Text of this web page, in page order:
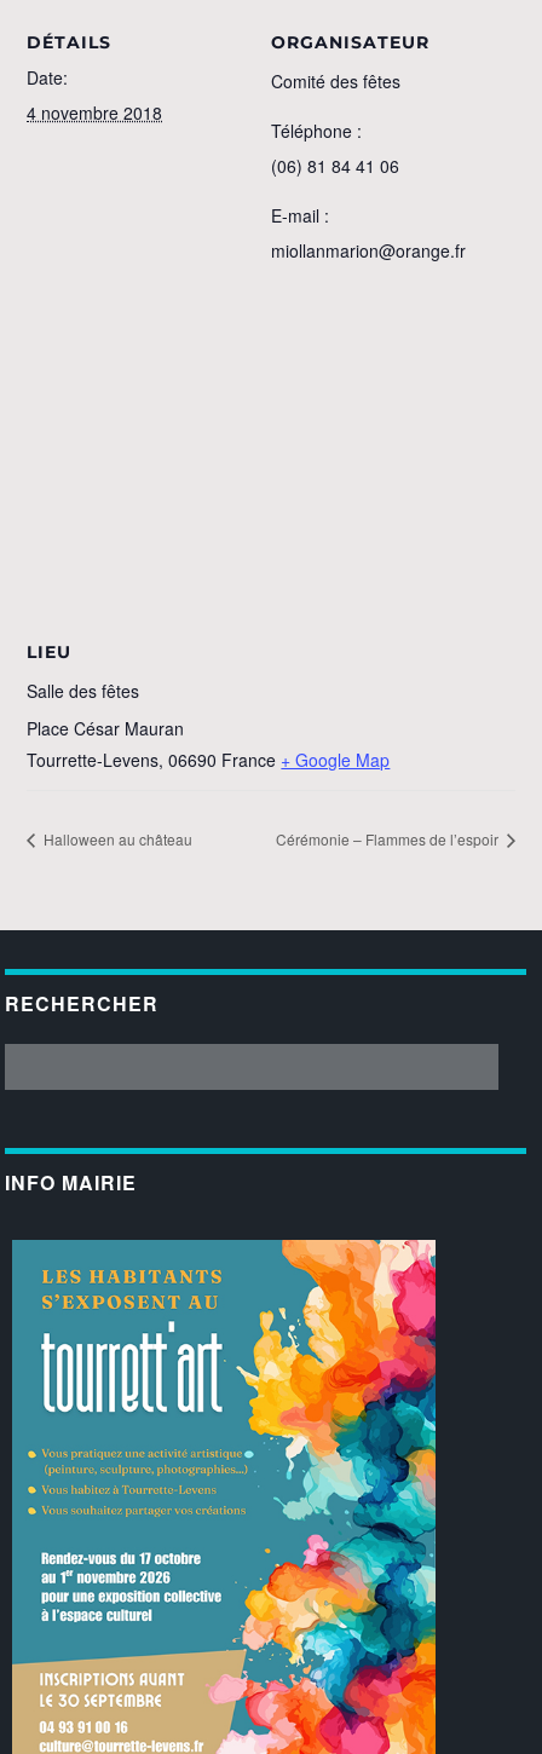
DÉTAILS
Date:
4 novembre 2018
ORGANISATEUR
Comité des fêtes
Téléphone :
(06) 81 84 41 06
E-mail :
miollanmarion@orange.fr
LIEU
Salle des fêtes
Place César Mauran
Tourrette-Levens, 06690 France + Google Map
Halloween au château Cérémonie – Flammes de l’espoir
RECHERCHER
INFO MAIRIE